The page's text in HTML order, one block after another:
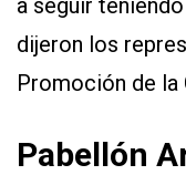
dijeron los
Promoción de la
Pabellón